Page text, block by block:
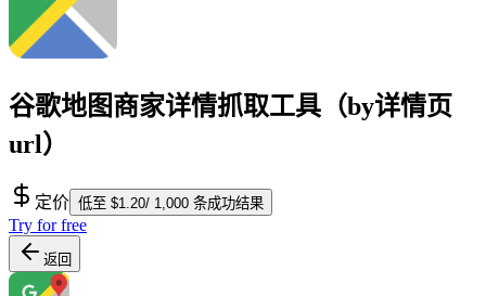
谷歌地图商家详情抓取工具（by详情页
url）
定价 低至 $1.20/ 1,000 条成功结果
Try for free
返回